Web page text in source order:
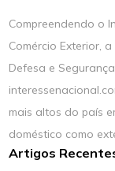
Compreendendo o
Comércio Exterior,
Defesa e
mais altos do país
doméstico como
Artigos